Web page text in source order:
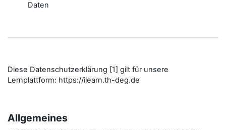
Daten
Diese Datenschutzerklärung [1] gilt für unsere
Lernplattform: https://ilearn.th-deg.de
Allgemeines